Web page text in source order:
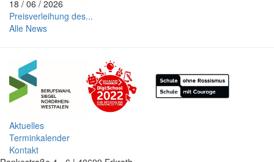
18 / 06 / 2026
Preisverleihung des...
Alle News
Aktuelles
Terminkalender
Kontakt